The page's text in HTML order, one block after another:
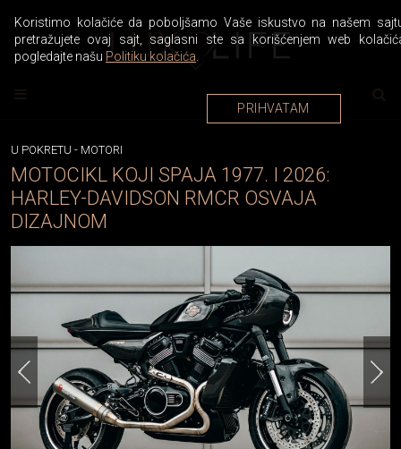
U POKRETU - MOTORI
MOTOCIKL KOJI SPAJA 1977. I 2026:
HARLEY-DAVIDSON RMCR OSVAJA
DIZAJNOM
Koristimo kolačiće da poboljšamo Vaše iskustvo na našem
pretražujete ovaj sajt, saglasni ste sa korišćenjem web
pogledajte našu Politiku kolačića
PRIHVATAM